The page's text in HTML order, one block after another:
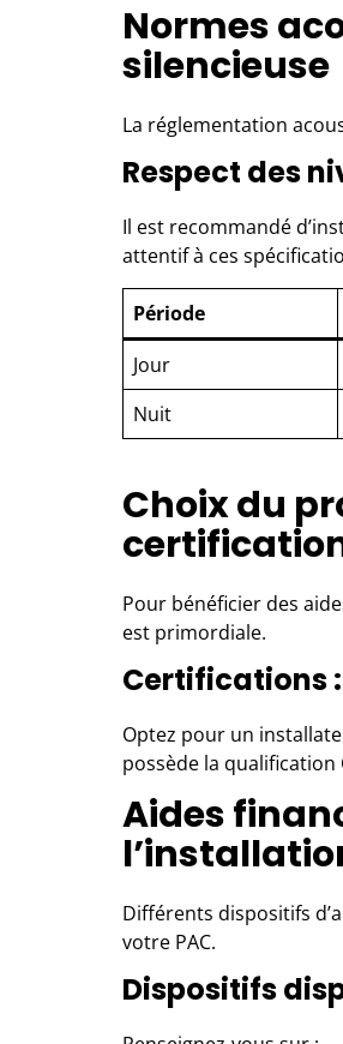
Normes
silencieuse
La réglementation
Respect des
Il est recommandé
attentif à ces
Période
Jour
Nuit
Choix du
Pour bénéficier des
est primordiale.
Certifications
Optez pour un
possède la qualification
Aides
Différents dispositifs
votre PAC.
Dispositifs